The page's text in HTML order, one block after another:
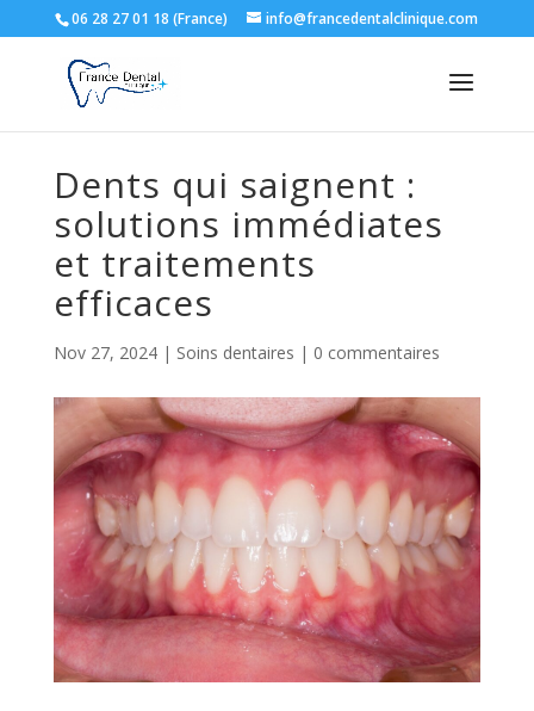
06 28 27 01 18 (France) info@francedentalclinique.com
Dents qui saignent :
solutions immédiates
et traitements
efficaces
Nov 27, 2024| Soins dentaires | 0 commentaires